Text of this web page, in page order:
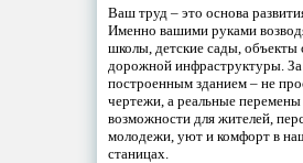
Ваш труд – это основа
Именно вашими руками
школы, детские сады, объекты
дорожной инфраструктуры.
построенным зданием – не
чертежи, а реальные
возможности для жителей,
молодежи, уют и комфорт в
станицах.